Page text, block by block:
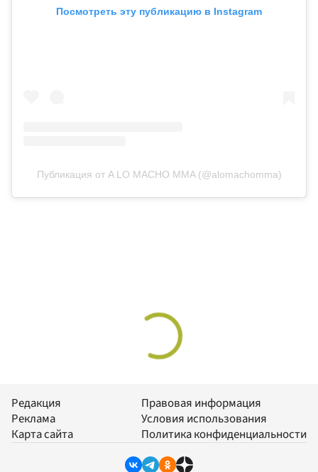
Посмотреть эту публикацию в Instagram
Публикация от A LO MACHO MMA (@alomachomma)
Редакция
Реклама
Карта сайта
Правовая информация
Условия использования
Политика конфиденциальности